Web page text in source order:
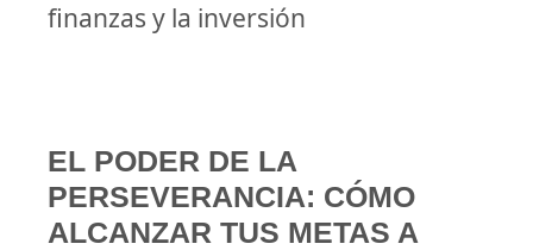
finanzas y la inversión
EL PODER DE LA
PERSEVERANCIA: CÓMO
ALCANZAR TUS METAS A